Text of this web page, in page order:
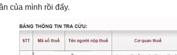
của mình rồi đấy.